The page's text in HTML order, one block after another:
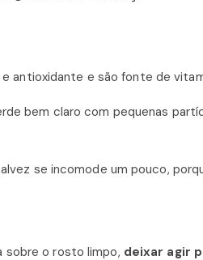
antioxidante e são fonte de
bem claro com pequenas
se incomode um pouco,
sobre o rosto limpo, deixar agir